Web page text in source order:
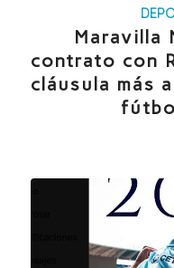
Maravilla
contrato con
cláusula más